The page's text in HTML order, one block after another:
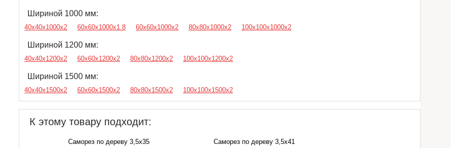
Шириной 1000 мм:
40х40х1000х2 60х60х1000х1.8 60х60х1000х2 80х80х1000х2 100х100х1000х2
Шириной 1200 мм:
40х40х1200х2 60х60х1200х2 80х80х1200х2 100х100х1200х2
Шириной 1500 мм:
40х40х1500х2 60х60х1500х2 80х80х1500х2 100х100х1500х2
К этому товару подходит:
Саморез по дереву 3,5х35 Саморез по дереву 3,5х41